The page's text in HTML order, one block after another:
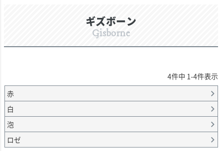
ギズボーン
Gisborne
4件中 1-4件表示
赤
白
泡
ロゼ